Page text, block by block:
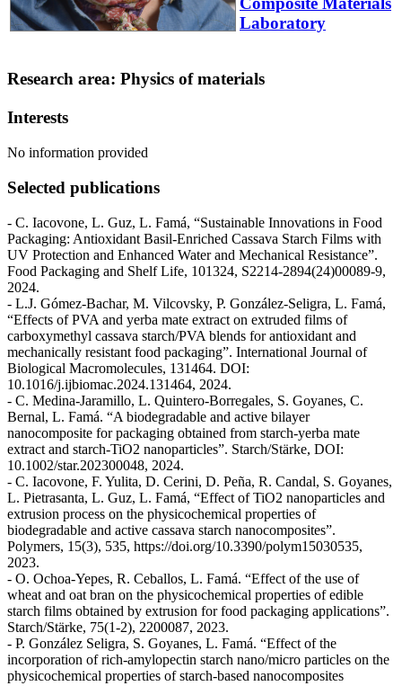
Laboratory
Research area: Physics of materials
Interests
No information provided
Selected publications
- C. Iacovone, L. Guz, L. Famá, “Sustainable Innovations in Food
Packaging: Antioxidant Basil-Enriched Cassava Starch Films with
UV Protection and Enhanced Water and Mechanical Resistance”.
Food Packaging and Shelf Life, 101324, S2214-2894(24)00089-9,
2024.
- L.J. Gómez-Bachar, M. Vilcovsky, P. González-Seligra, L. Famá,
“Effects of PVA and yerba mate extract on extruded films of
carboxymethyl cassava starch/PVA blends for antioxidant and
mechanically resistant food packaging”. International Journal of
Biological Macromolecules, 131464. DOI:
10.1016/j.ijbiomac.2024.131464, 2024.
- C. Medina-Jaramillo, L. Quintero-Borregales, S. Goyanes, C.
Bernal, L. Famá. “A biodegradable and active bilayer
nanocomposite for packaging obtained from starch-yerba mate
extract and starch-TiO2 nanoparticles”. Starch/Stärke, DOI:
10.1002/star.202300048, 2024.
- C. Iacovone, F. Yulita, D. Cerini, D. Peña, R. Candal, S. Goyanes,
L. Pietrasanta, L. Guz, L. Famá, “Effect of TiO2 nanoparticles and
extrusion process on the physicochemical properties of
biodegradable and active cassava starch nanocomposites”.
Polymers, 15(3), 535, https://doi.org/10.3390/polym15030535,
2023.
- O. Ochoa-Yepes, R. Ceballos, L. Famá. “Effect of the use of
wheat and oat bran on the physicochemical properties of edible
starch films obtained by extrusion for food packaging applications”.
Starch/Stärke, 75(1-2), 2200087, 2023.
- P. González Seligra, S. Goyanes, L. Famá. “Effect of the
incorporation of rich-amylopectin starch nano/micro particles on the
physicochemical properties of starch-based nanocomposites